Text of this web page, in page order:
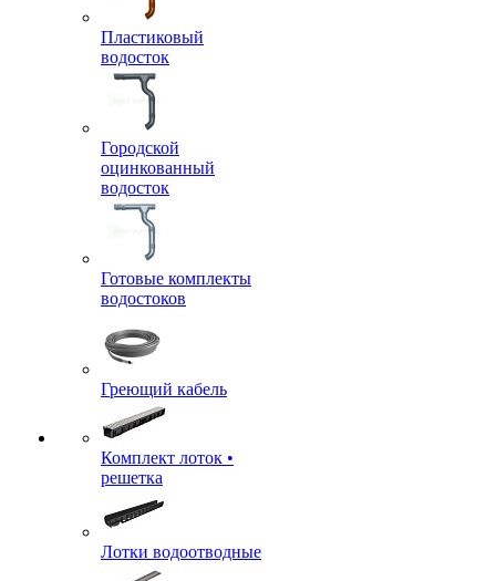
Пластиковый
водосток
Городской
оцинкованный
водосток
Готовые комплекты
водостоков
Греющий кабель
Комплект лоток •
решетка
Лотки водоотводные